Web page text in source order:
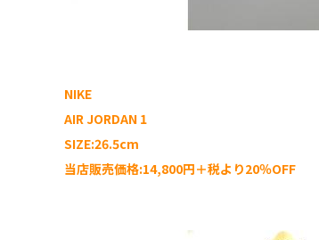
NIKE
AIR JORDAN 1
SIZE:26.5cm
当店販売価格:14,800円＋税より20％OFF